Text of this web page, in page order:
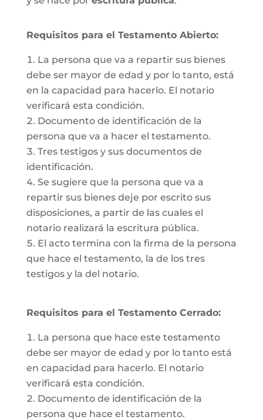
Requisitos para el Testamento Abierto:
La persona que va a repartir sus bienes
debe ser mayor de edad y por lo tanto, está
en la capacidad para hacerlo. El notario
verificará esta condición.
Documento de identificación de la
persona que va a hacer el testamento.
Tres testigos y sus documentos de
identificación.
Se sugiere que la persona que va a
repartir sus bienes deje por escrito sus
disposiciones, a partir de las cuales el
notario realizará la escritura pública.
El acto termina con la firma de la persona
que hace el testamento, la de los tres
testigos y la del notario.
Requisitos para el Testamento Cerrado:
La persona que hace este testamento
debe ser mayor de edad y por lo tanto está
en capacidad para hacerlo. El notario
verificará esta condición.
Documento de identificación de la
persona que hace el testamento.